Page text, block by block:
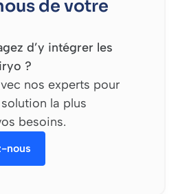
de votre
d’y intégrer les
?
nos experts pour
la plus
besoins.
nous